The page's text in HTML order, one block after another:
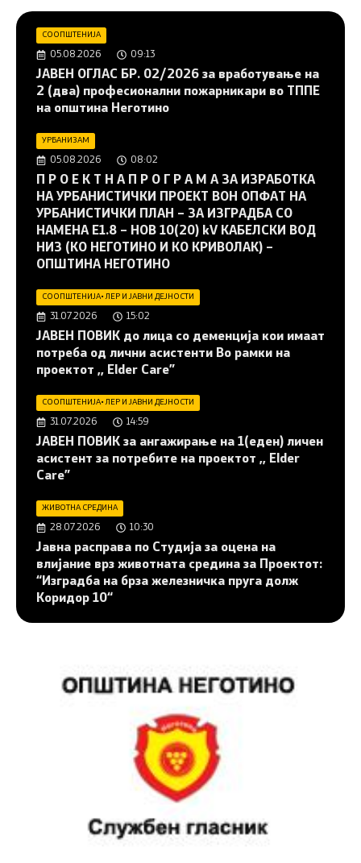
СООПШТЕНИЈА
05.08.2026 09:13
JAВЕН ОГЛАС БР. 02/2026 за вработување на
2 (два) професионални пожарникари во ТППЕ
на општина Неготино
УРБАНИЗАМ
05.08.2026 08:02
П Р О Е К Т Н А П Р О Г Р А М А ЗА ИЗРАБОТКА
НА УРБАНИСТИЧКИ ПРОЕКТ ВОН ОПФАТ НА
УРБАНИСТИЧКИ ПЛАН – ЗА ИЗГРАДБА СО
НАМЕНА Е1.8 – НОВ 10(20) kV КАБЕЛСКИ ВОД
НИЗ (КО НЕГОТИНО И КО КРИВОЛАК) –
ОПШТИНА НЕГОТИНО
СООПШТЕНИЈА•ЛЕР И ЈАВНИ ДЕЈНОСТИ
31.07.2026 15:02
JАВЕН ПОВИК до лица со деменција кои имаат
потреба од лични асистенти Во рамки на
проектот ,, Elder Care”
СООПШТЕНИЈА•ЛЕР И ЈАВНИ ДЕЈНОСТИ
31.07.2026 14:59
JАВЕН ПОВИК за ангажирање на 1(еден) личен
асистент за потребите на проектот ,, Elder
Care”
ЖИВОТНА СРЕДИНА
28.07.2026 10:30
Јавна расправа по Студија за оцена на
влијание врз животната средина за Проектот:
“Изградба на брза железничка пруга долж
Коридор 10“